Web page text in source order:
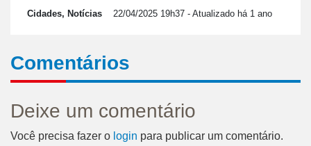
Cidades, Notícias 22/04/2025 19h37 - Atualizado há 1 ano
Comentários
Deixe um comentário
Você precisa fazer o login para publicar um comentário.